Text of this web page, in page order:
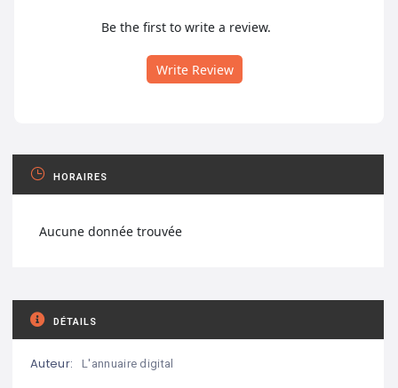
Be the first to write a review.
Write Review
HORAIRES
Aucune donnée trouvée
DÉTAILS
Auteur: L'annuaire digital